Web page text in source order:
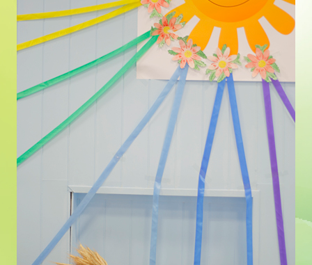
ФОТОГАЛЕРЕЯ
Празднование Новолетия. 25 декабря. Детский
праздник и колядные вечорки.
Занятия йогой
Детская йога
Йога для беременных
Фестивали йоги
Семинары
Фестивали искусств
Балы и салоны
КОНТАКТЫ